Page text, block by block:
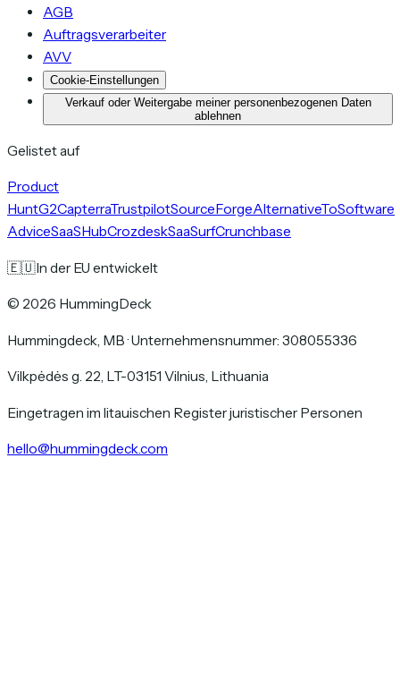
AGB
Auftragsverarbeiter
AVV
Cookie-Einstellungen
Verkauf oder Weitergabe meiner personenbezogenen Daten
ablehnen
Gelistet auf
Product
HuntG2CapterraTrustpilotSourceForgeAlternativeToSoftware
AdviceSaaSHubCrozdeskSaaSurfCrunchbase
🇪🇺In der EU entwickelt
© 2026 HummingDeck
Hummingdeck, MB ·Unternehmensnummer: 308055336
Vilkpėdės g. 22, LT-03151 Vilnius, Lithuania
Eingetragen im litauischen Register juristischer Personen
hello@hummingdeck.com